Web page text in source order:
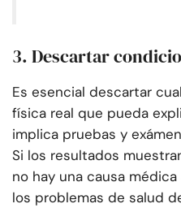
3. Descartar
Es esencial descartar
física real que pueda
implica pruebas y
Si los resultados
no hay una causa
los problemas de salud